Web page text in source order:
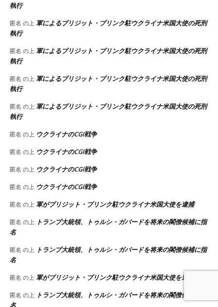
執行
匿名 の上 軍によるブリジット・ブリンク駐ウクライナ米国大使の死刑
執行
匿名 の上 軍によるブリジット・ブリンク駐ウクライナ米国大使の死刑
執行
匿名 の上 軍によるブリジット・ブリンク駐ウクライナ米国大使の死刑
執行
匿名 の上 軍によるブリジット・ブリンク駐ウクライナ米国大使の死刑
執行
匿名 の上 ウクライナのCGI戦争
匿名 の上 ウクライナのCGI戦争
匿名 の上 ウクライナのCGI戦争
匿名 の上 ウクライナのCGI戦争
匿名 の上 軍がブリジット・ブリンク駐ウクライナ米国大使を逮捕
匿名 の上 トランプ大統領、トゥルシ・ガバードを将来の閣僚候補に指
名
匿名 の上 トランプ大統領、トゥルシ・ガバードを将来の閣僚候補に指
名
匿名 の上 軍がブリジット・ブリンク駐ウクライナ米国大使を逮捕
匿名 の上 トランプ大統領、トゥルシ・ガバードを将来の閣僚候補に指
名